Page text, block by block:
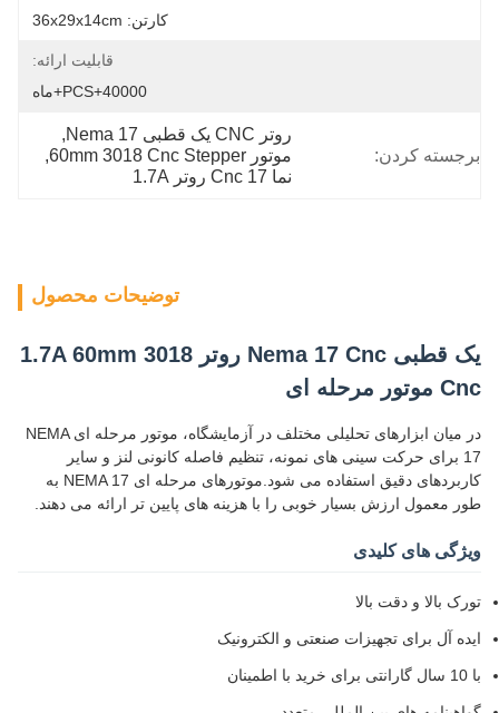
کارتن: 36x29x14cm
قابلیت ارائه:
40000+PCS+ماه
برجسته کردن:
روتر CNC یک قطبی Nema 17
,
موتور 60mm 3018 Cnc Stepper
,
نما 17 Cnc روتر 1.7A
توضیحات محصول
یک قطبی Nema 17 Cnc روتر 1.7A 60mm 3018
Cnc موتور مرحله ای
در میان ابزارهای تحلیلی مختلف در آزمایشگاه، موتور مرحله ای NEMA
17 برای حرکت سینی های نمونه، تنظیم فاصله کانونی لنز و سایر
کاربردهای دقیق استفاده می شود.موتورهای مرحله ای NEMA 17 به
طور معمول ارزش بسیار خوبی را با هزینه های پایین تر ارائه می دهند.
ویژگی های کلیدی
تورک بالا و دقت بالا
ایده آل برای تجهیزات صنعتی و الکترونیک
با 10 سال گارانتی برای خرید با اطمینان